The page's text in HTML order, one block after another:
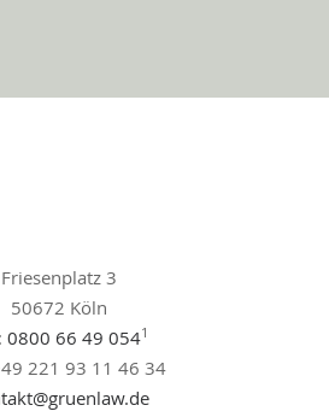
Friesenplatz 3
50672 Köln
0800 66 49 0541
221 93 11 46 34